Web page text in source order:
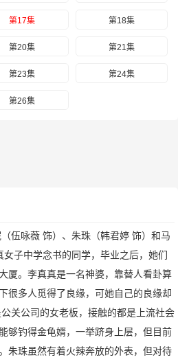
第17集 第18集
第20集 第21集
第23集 第24集
第26集
伍咏薇 饰）、朱珠（韩君婷 饰）和马
子中学念书的同学，毕业之后，她们
厦。李真真是一名神婆，靠替人看卦算
很多人觅得了良缘，可她自己的良缘却
公司的女老板，接触的都是上流社会
够钓得金龟婿，一举跻身上层，但目前
朱珠虽然有着火辣奔放的外表，但对待